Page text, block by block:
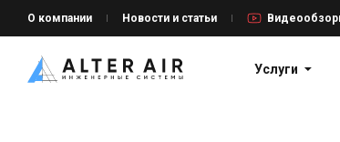
О компании Новости и статьи
Услуги